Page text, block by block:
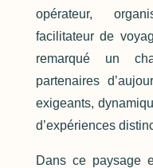
opérateur,
facilitateur de
remarqué un
partenaires
exigeants,
d’expériences
Dans ce paysage